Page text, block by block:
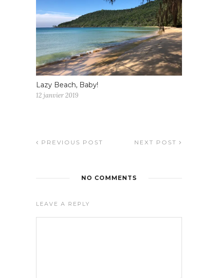
Lazy Beach, Baby!
12 janvier 2019
PREVIOUS POST NEXT POST
NO COMMENTS
LEAVE A REPLY